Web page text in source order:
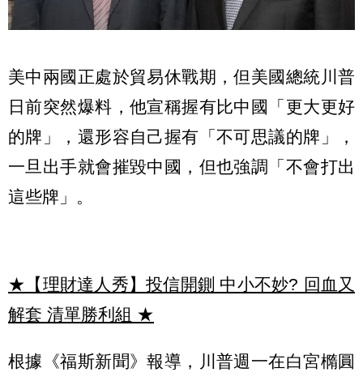
美中兩國正處於貿易休戰期，但美國總統川普
日前突然爆料，他宣稱握有比中國「更大更好
的牌」，還形容自己握有「不可思議的牌」，
一旦出手就會摧毀中國，但也強調「不會打出
這些牌」。
★【理財達人秀】投信開鍘 中小不妙? 回血又
解套 清單勝利組 ★
根據《福斯新聞》報導，川普週一在白宮橢圓